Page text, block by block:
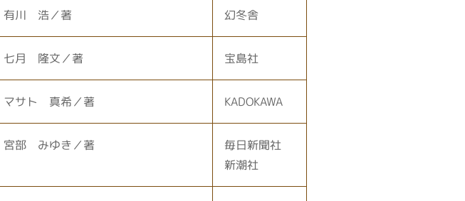
有川 浩／著 幻冬舎
七月 隆文／著 宝島社
マサト 真希／著 KADOKAWA
宮部 みゆき／著
毎日新聞社
新潮社